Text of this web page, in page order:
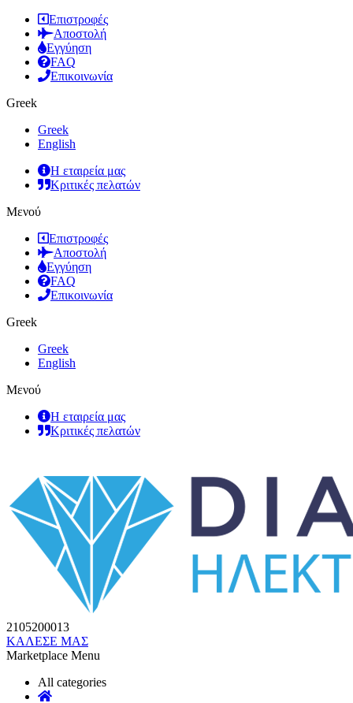
Επιστροφές
Αποστολή
Εγγύηση
FAQ
Επικοινωνία
Greek
Greek
English
Η εταιρεία μας
Κριτικές πελατών
Μενού
Επιστροφές
Αποστολή
Εγγύηση
FAQ
Επικοινωνία
Greek
Greek
English
Μενού
Η εταιρεία μας
Κριτικές πελατών
2105200013
ΚΑΛΕΣΕ ΜΑΣ
Marketplace Menu
All categories